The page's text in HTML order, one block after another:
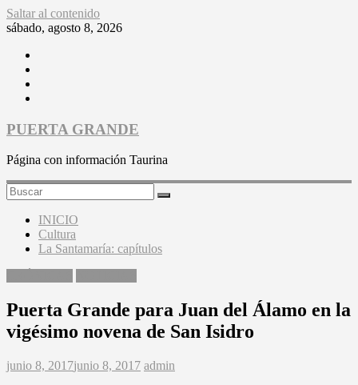
Saltar al contenido
sábado, agosto 8, 2026
PUERTA GRANDE
Página con información Taurina
INICIO
Cultura
La Santamaría: capítulos
Puerta Grande para Juan del Álamo en la
vigésimo novena de San Isidro
junio 8, 2017junio 8, 2017 admin